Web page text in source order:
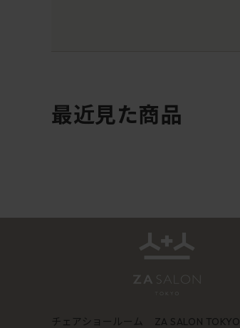
最近見た商品
チェアショールーム ZA SALON TOKYO